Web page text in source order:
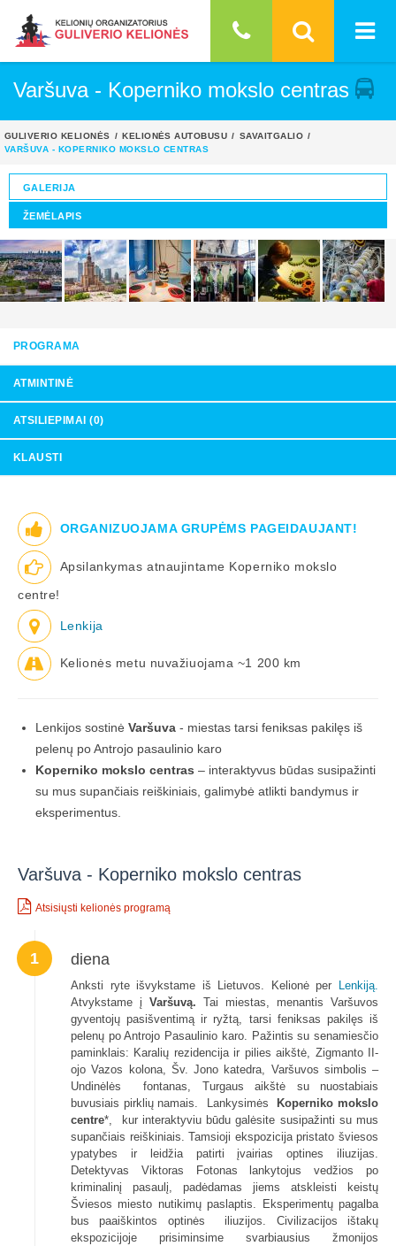
Varšuva - Koperniko mokslo centras
GULIVERIO KELIONĖS KELIONĖS AUTOBUSU
SAVAITGALIO
VARŠUVA - KOPERNIKO MOKSLO CENTRAS
GALERIJA
ŽEMĖLAPIS
PROGRAMA
ATMINTINĖ
ATSILIEPIMAI (0)
KLAUSTI
ORGANIZUOJAMA GRUPĖMS PAGEIDAUJANT!
Apsilankymas atnaujintame Koperniko mokslo
centre!
Lenkija
Kelionės metu nuvažiuojama ~1 200 km
Lenkijos sostinė Varšuva - miestas tarsi feniksas pakilęs iš
pelenų po Antrojo pasaulinio karo
Koperniko mokslo centras – interaktyvus būdas susipažinti
su mus supančiais reiškiniais, galimybė atlikti bandymus ir
eksperimentus.
Varšuva - Koperniko mokslo centras
Atsisiųsti kelionės programą
1 diena
Anksti ryte išvykstame iš Lietuvos. Kelionė per Lenkiją.
Atvykstame į Varšuvą. Tai miestas, menantis Varšuvos
gyventojų pasišventimą ir ryžtą, tarsi feniksas pakilęs iš
pelenų po Antrojo Pasaulinio karo. Pažintis su senamiesčio
paminklais: Karalių rezidencija ir pilies aikštė, Zigmanto II-
ojo Vazos kolona, Šv. Jono katedra, Varšuvos simbolis –
Undinėlės fontanas, Turgaus aikštė su nuostabiais
buvusiais pirklių namais. LankysimėsKoperniko mokslo
centre*, kur interaktyviu būdu galėsite susipažinti su mus
supančiais reiškiniais. Tamsioji ekspozicija pristato šviesos
ypatybes ir leidžia patirti įvairias optines iliuzijas.
Detektyvas Viktoras Fotonas lankytojus vedžios po
kriminalinį pasaulį, padėdamas jiems atskleisti keistų
Šviesos miesto nutikimų paslaptis. Eksperimentų pagalba
bus paaiškintos optinės iliuzijos. Civilizacijos ištakų
ekspozicijoje prisiminsime svarbiausius žmonijos